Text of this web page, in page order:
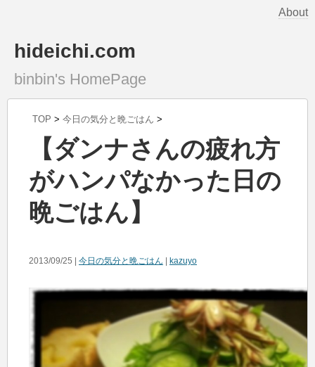
About
hideichi.com
binbin's HomePage
TOP > 今日の気分と晩ごはん >
【ダンナさんの疲れ方
がハンパなかった日の
晩ごはん】
2013/09/25 | 今日の気分と晩ごはん kazuyo